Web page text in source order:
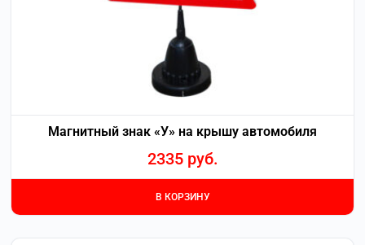
Магнитный знак «У» на крышу автомобиля
2335 руб.
В КОРЗИНУ